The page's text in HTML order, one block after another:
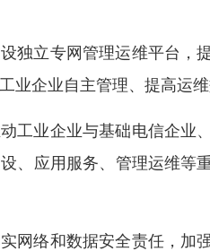
独立专网管理运维平台，
业企业自主管理、提高运
工业企业与基础电信企业
、应用服务、管理运维等
网络和数据安全责任，加